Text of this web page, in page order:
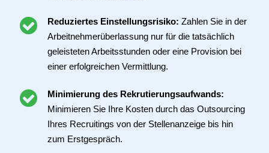
Reduziertes Einstellungsrisiko: Zahlen Sie in der
Arbeitnehmerüberlassung nur für die tatsächlich
geleisteten Arbeitsstunden oder eine Provision bei
einer erfolgreichen Vermittlung.
Minimierung des Rekrutierungsaufwands:
Minimieren Sie Ihre Kosten durch das Outsourcing
Ihres Recruitings von der Stellenanzeige bis hin
zum Erstgespräch.